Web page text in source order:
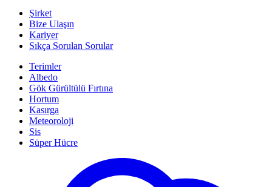
Şirket
Bize Ulaşın
Kariyer
Sıkça Sorulan Sorular
Terimler
Albedo
Gök Gürültülü Fırtına
Hortum
Kasırga
Meteoroloji
Sis
Süper Hücre